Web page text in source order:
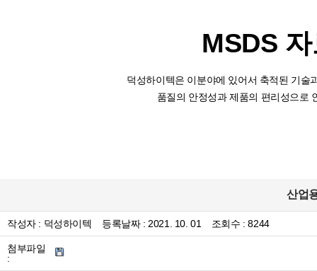
MSDS
덕성하이텍은 이분야에 있어서 축적된 기술
품질의 안정성과 제품의 편리성으로
산업
작성자 : 덕성하이텍 등록날짜 : 2021. 10. 01 조회수 : 8244
첨부파일
: